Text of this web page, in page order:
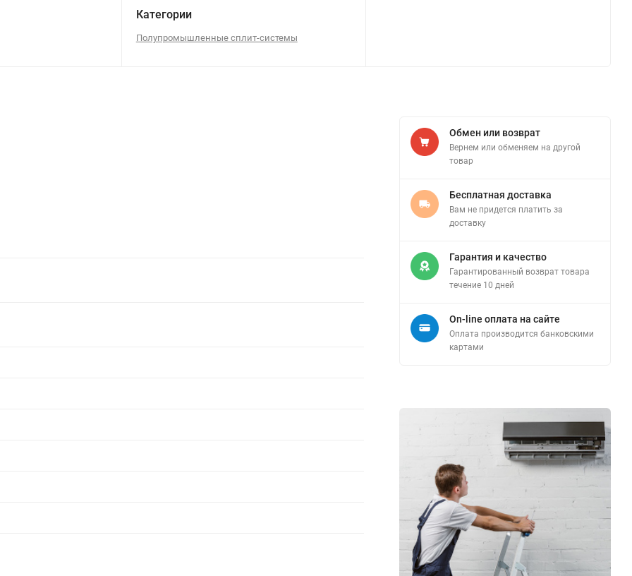
Категории
Полупромышленные сплит-системы
Обмен или возврат
Вернем или обменяем на другой
товар
Бесплатная доставка
Вам не придется платить за
доставку
Гарантия и качество
Гарантированный возврат товара
течение 10 дней
On-line оплата на сайте
Оплата производится банковскими
картами